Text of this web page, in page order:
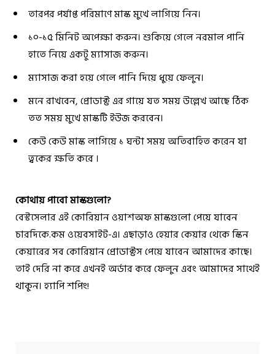
তারপর পর্যাপ্ত পরিমাণে মাস্ক মুখে লাগিয়ে নিন।
১০-১৫ মিনিট অপেক্ষা করুন। শুকিয়ে গেলে নরমাল পানি
হাতে নিয়ে একটু ম্যাসাজ করুন।
ম্যাসাজ করা হয়ে গেলে পানি দিয়ে ধুয়ে ফেলুন।
মনে রাখবেন, প্রোডাক্ট এর গায়ে যত সময় উল্লেখ আছে ঠিক
তত সময় মুখে মাস্কটি ইউজ করবেন।
কেউ কেউ মাস্ক লাগিয়ে ১ ঘন্টা সময় অতিবাহিত করেন যা
ত্বকের ক্ষতি করে ।
কোথায় পাবো মাস্কগুলো?
বেস্টসেলার এই কোরিয়ান ওয়াশঅফ মাস্কগুলো পেয়ে যাবেন
চারদিকে.কমওয়েবসাইট-এ। এছাড়াও হেয়ার কেয়ার থেকে স্কিন
কেয়ারের সব কোরিয়ান প্রোডাক্টস পেয়ে যাবেন আমাদের কাছে।
তাই দেরি না করে এখনই অর্ডার করে ফেলুন এবং আমাদের সাথেই
থাকুন। হ্যাপি শপিং!